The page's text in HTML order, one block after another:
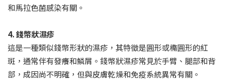
和馬拉色菌感染有關。
4. 錢幣狀濕疹
這是一種類似錢幣形狀的濕疹，其特徵是圓形或橢圓形的紅
斑，通常伴有發癢和鱗屑。錢幣狀濕疹常見於手臂、腿部和背
部，成因尚不明確，但與皮膚乾燥和免疫系統異常有關。